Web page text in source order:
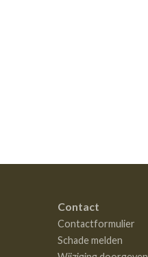
Contact
Contactformulier
Schade melden